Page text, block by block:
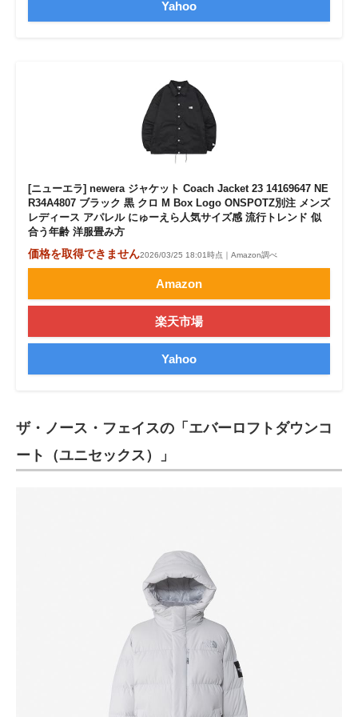
Yahoo
[ニューエラ] newera ジャケット Coach Jacket 23 14169647 NE
R34A4807 ブラック 黒 クロ M Box Logo ONSPOTZ別注 メンズ
レディース アパレル にゅーえら人気サイズ感 流行トレンド 似
合う年齢 洋服畳み方
価格を取得できません2026/03/25 18:01時点｜Amazon調べ
Amazon
楽天市場
Yahoo
ザ・ノース・フェイスの「エバーロフトダウンコ
ート（ユニセックス）」